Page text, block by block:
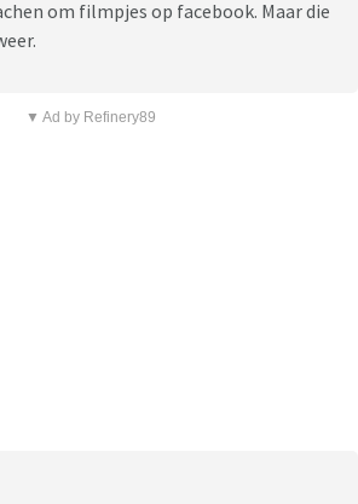
om filmpjes op facebook. Maar die
▼ Ad by Refinery89